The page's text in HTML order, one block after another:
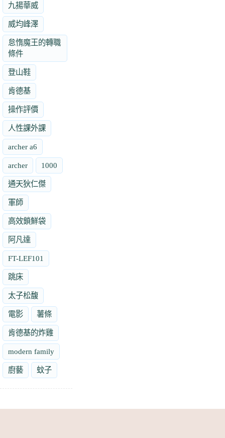
九揚華威
威均峰澤
怠惰魔王的轉職
條件
登山鞋
肯德基
操作評價
人性課外課
archer a6
archer 1000
通天狄仁傑
軍師
高效鎖鮮袋
阿凡達
FT-LEF101
跳床
太子松馥
電影 薯條
肯德基的炸雞
modern family
廚藝 蚊子